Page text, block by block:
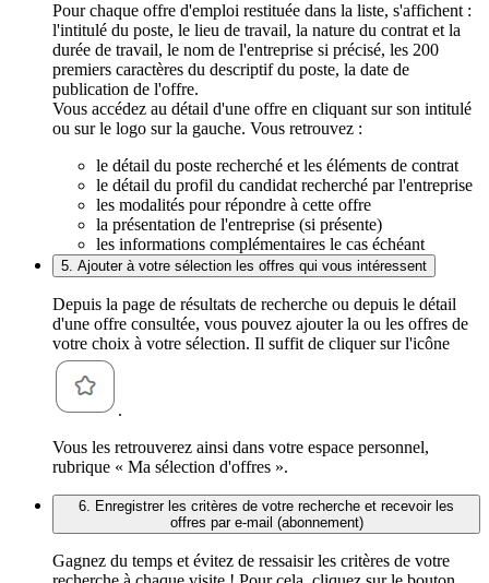
Pour chaque offre d'emploi restituée dans la liste, s'affichent :
l'intitulé du poste, le lieu de travail, la nature du contrat et la
durée de travail, le nom de l'entreprise si précisé, les 200
premiers caractères du descriptif du poste, la date de
publication de l'offre.
Vous accédez au détail d'une offre en cliquant sur son intitulé
ou sur le logo sur la gauche. Vous retrouvez :
le détail du poste recherché et les éléments de contrat
le détail du profil du candidat recherché par l'entreprise
les modalités pour répondre à cette offre
la présentation de l'entreprise (si présente)
les informations complémentaires le cas échéant
5. Ajouter à votre sélection les offres qui vous intéressent
Depuis la page de résultats de recherche ou depuis le détail
d'une offre consultée, vous pouvez ajouter la ou les offres de
votre choix à votre sélection. Il suffit de cliquer sur l'icône
.
Vous les retrouverez ainsi dans votre espace personnel,
rubrique « Ma sélection d'offres ».
6. Enregistrer les critères de votre recherche et recevoir les
offres par e-mail (abonnement)
Gagnez du temps et évitez de ressaisir les critères de votre